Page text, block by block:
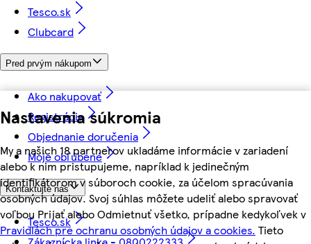
Nastavenia súkromia
My a našich 18 partnerov ukladáme informácie v zariadení
alebo k nim pristupujeme, napríklad k jedinečným
identifikátorom v súboroch cookie, za účelom spracúvania
osobných údajov. Svoj súhlas môžete udeliť alebo spravovať
voľbou Prijať alebo Odmietnuť všetko, prípadne kedykoľvek v
Pravidlách pre ochranu osobných údajov a cookies. Tieto
Tesco.sk
Clubcard
Pred prvým nákupom
Ako nakupovať
Registrácia
Objednanie doručenia
Moje obľúbené
Kontaktujte nás
Tesco.sk